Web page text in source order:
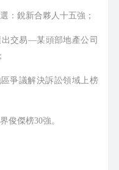
：銳新合夥人十五強；
出交易—某頭部地產公司
區爭議解決訴訟領域上榜
俊傑榜30強。